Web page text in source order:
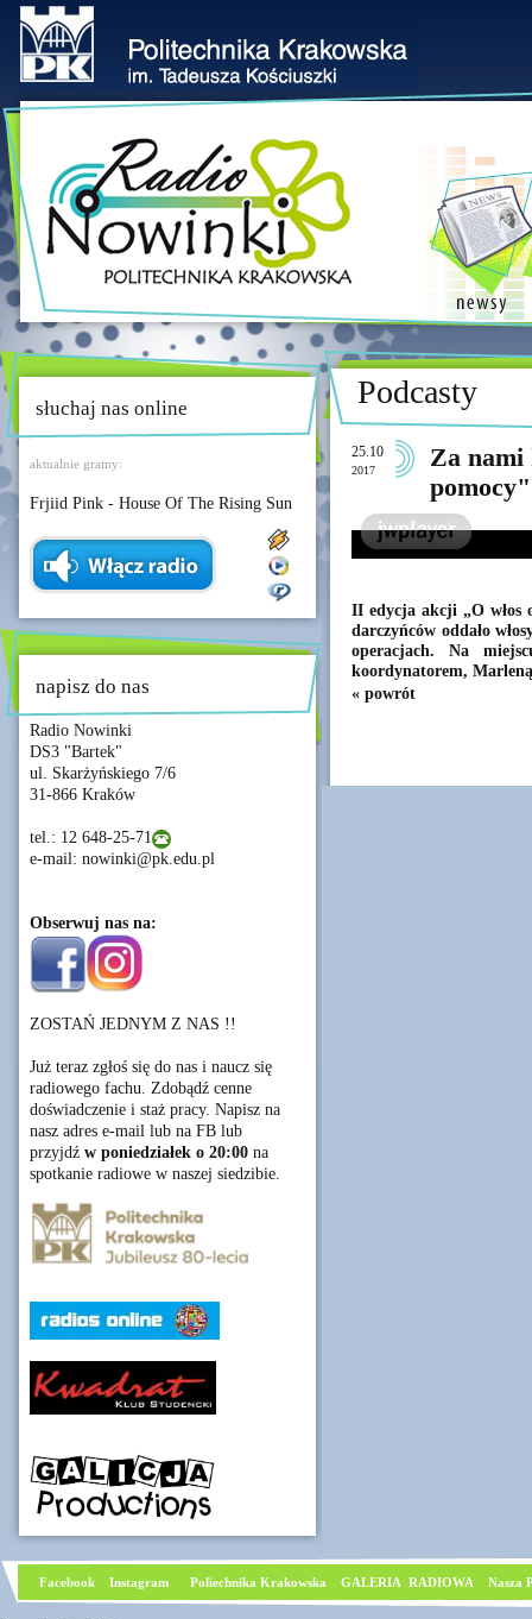
słuchaj nas online
aktualnie gramy:
Frjiid Pink - House Of The Rising Sun
napisz do nas
Radio Nowinki
DS3 "Bartek"
ul. Skarżyńskiego 7/6
31-866 Kraków
tel.: 12 648-25-71
e-mail: nowinki@pk.edu.pl
Obserwuj nas na:
ZOSTAŃ JEDNYM Z NAS !!
Już teraz zgłoś się do nas i naucz się
radiowego fachu. Zdobądź cenne
doświadczenie i staż pracy. Napisz na
nasz adres e-mail lub na FB lub
przyjdź w poniedziałek o 20:00 na
spotkanie radiowe w naszej siedzibie.
Podcasty
25.10
2017
Za nami
II edycja akcji „O włos
darczyńców oddało
operacjach. Na
koordynatorem,
« powrót
Facebook Instagram Poliechnika Krakowska GALERIA RADIOWA Nasza